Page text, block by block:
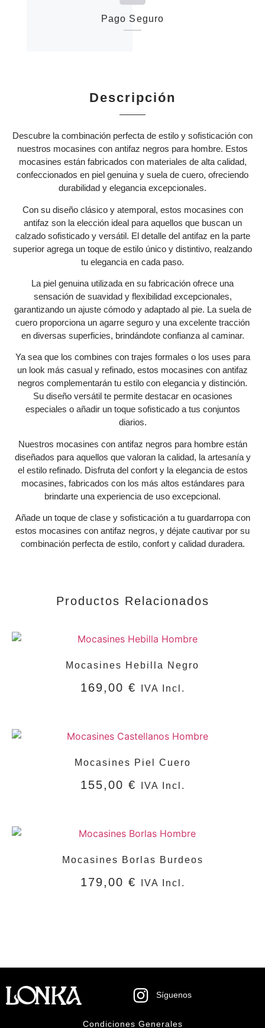
Pago Seguro
Descripción
Descubre la combinación perfecta de estilo y sofisticación con
nuestros mocasines con antifaz negros para hombre. Estos
mocasines están fabricados con materiales de alta calidad,
confeccionados en piel genuina y suela de cuero, ofreciendo
durabilidad y elegancia excepcionales.
Con su diseño clásico y atemporal, estos mocasines con
antifaz son la elección ideal para aquellos que buscan un
calzado sofisticado y versátil. El detalle del antifaz en la parte
superior agrega un toque de estilo único y distintivo, realzando
tu elegancia en cada paso.
La piel genuina utilizada en su fabricación ofrece una
sensación de suavidad y flexibilidad excepcionales,
garantizando un ajuste cómodo y adaptado al pie. La suela de
cuero proporciona un agarre seguro y una excelente tracción
en diversas superficies, brindándote confianza al caminar.
Ya sea que los combines con trajes formales o los uses para
un look más casual y refinado, estos mocasines con antifaz
negros complementarán tu estilo con elegancia y distinción.
Su diseño versátil te permite destacar en ocasiones
especiales o añadir un toque sofisticado a tus conjuntos
diarios.
Nuestros mocasines con antifaz negros para hombre están
diseñados para aquellos que valoran la calidad, la artesanía y
el estilo refinado. Disfruta del confort y la elegancia de estos
mocasines, fabricados con los más altos estándares para
brindarte una experiencia de uso excepcional.
Añade un toque de clase y sofisticación a tu guardarropa con
estos mocasines con antifaz negros, y déjate cautivar por su
combinación perfecta de estilo, confort y calidad duradera.
Productos Relacionados
Mocasines Hebilla Negro
169,00 € IVA Incl.
Mocasines Piel Cuero
155,00 € IVA Incl.
Mocasines Borlas Burdeos
179,00 € IVA Incl.
Síguenos
Condiciones Generales